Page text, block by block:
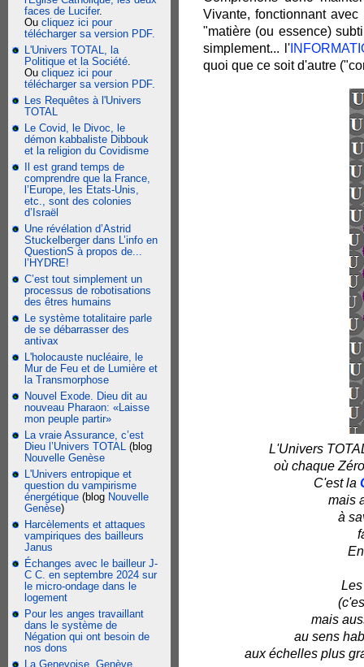
faces de Lucifer.
Ou cliquez ici pour
télécharger sa version PDF.
L'Univers TOTAL, la
Politique et la Société.
Ou cliquez ici pour
télécharger sa version PDF.
Les Requêtes à l'Univers
TOTAL
Le Covid, le Divoc, le
démon kabbaliste Dibbouk
et la religion du Covidisme
Il est grand temps de
comprendre que la France,
l’Europe, les Etats-Unis,
etc., sont des colonies
d’Israël
Une révélation d’Astrid
Stuckelberger dans L’info en
QuestionS à propos de...
l’HYDRE!
C’est tout simplement un
processus de robotisations
des êtres humains
Le système totalitaire parle
de se débarrasser des
antivax
L'holocauste nucléaire, le
Mur de Feu et de Lumière et
la Transmorphose
Nouvel Exode. Dieu dit au
nouveau Pharaon: «Laisse
mon peuple partir»
La vraie Assurance, c’est
Dieu l’Univers TOTAL (blog
Nouvelle Genèse
L'Univers entropique et
question du vampirisme
énergétique (blog Nouvelle
Genèse)
Harcèlements et attaques
vampiriques des bailleurs
Janus
Échanges avec le bailleur J-
C C. en septembre 2024 sur
le micro-ondage dans le
logement
Pour les anges travaillant
dans le système de
Négation qui ont besoin de
nos dons
La Genevoise, Genève,
Vivante, fonctionnant
"matière (ou essence)
simplement... l'
quoi que ce soit d'autre
L'Univers
où chaque
C'est la
mais
à
mais
au sens
aux échelles plus